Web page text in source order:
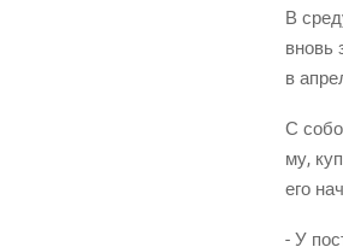
В
вновь
в
С
му,
его
- У